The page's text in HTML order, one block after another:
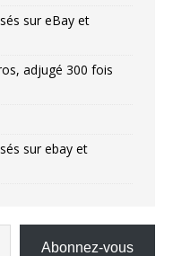
sur eBay et
adjugé 300 fois
sur ebay et
Abonnez-vous